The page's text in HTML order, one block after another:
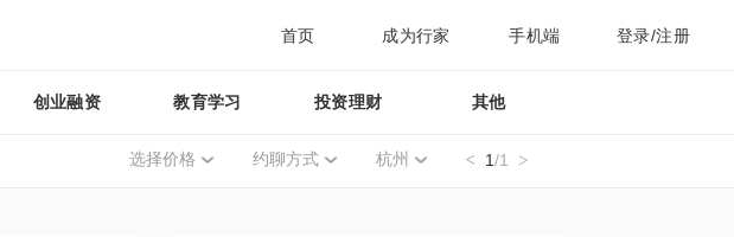
首页 成为行家 手机端 登录/注册
创业融资 教育学习 投资理财 其他
选择价格 约聊方式 杭州 1/1